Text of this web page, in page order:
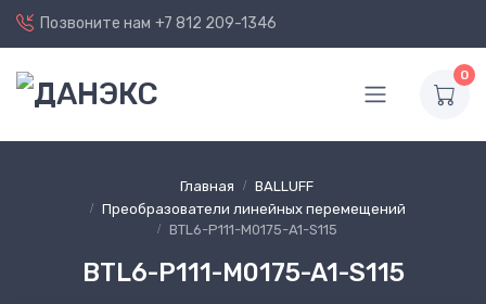
Позвоните нам +7 812 209-1346
0
Главная
BALLUFF
Преобразователи линейных перемещений
BTL6-P111-M0175-A1-S115
BTL6-P111-M0175-A1-S115